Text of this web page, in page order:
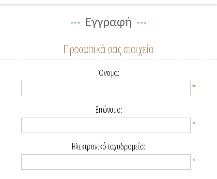
Εγγραφή
Προσωπικά σας στοιχεία
Όνομα:
*
Επώνυμο:
*
Ηλεκτρονικό ταχυδρομείο:
*